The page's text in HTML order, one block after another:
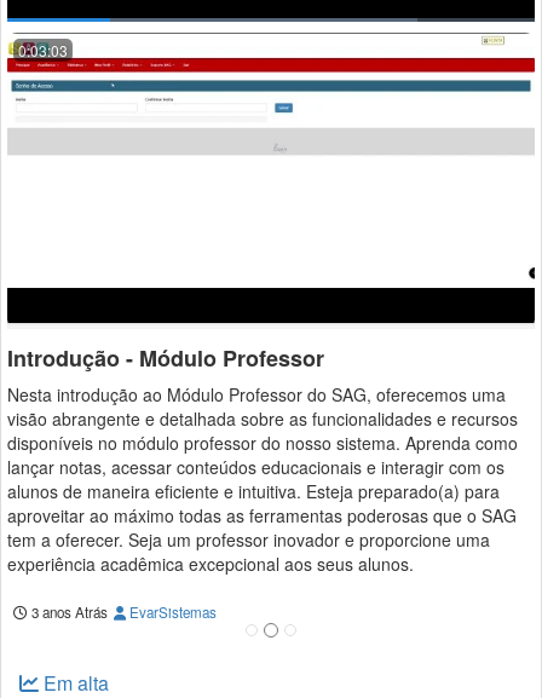
0:03:03
Introdução - Módulo Professor
Nesta introdução ao Módulo Professor do SAG, oferecemos uma
visão abrangente e detalhada sobre as funcionalidades e recursos
disponíveis no módulo professor do nosso sistema. Aprenda como
lançar notas, acessar conteúdos educacionais e interagir com os
alunos de maneira eficiente e intuitiva. Esteja preparado(a) para
aproveitar ao máximo todas as ferramentas poderosas que o SAG
tem a oferecer. Seja um professor inovador e proporcione uma
experiência acadêmica excepcional aos seus alunos.
3 anos Atrás EvarSistemas
Em alta